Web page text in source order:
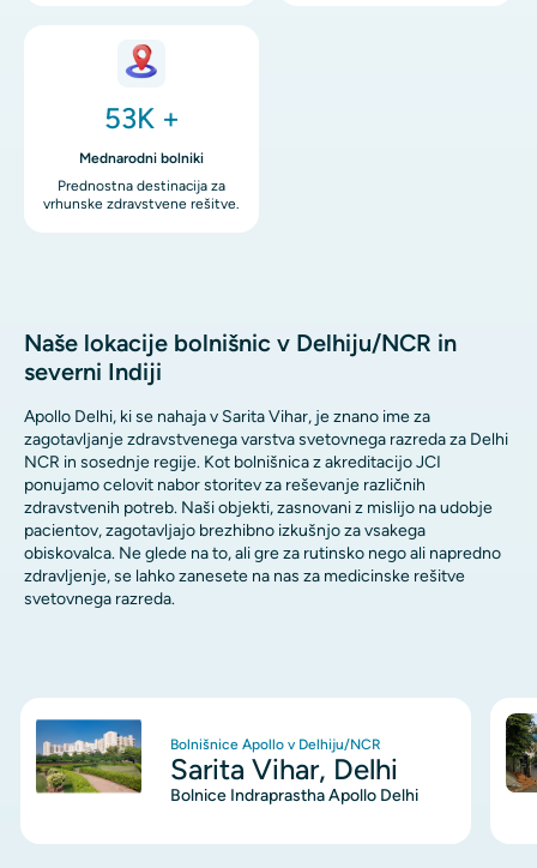
Image
53K +
Mednarodni bolniki
Prednostna destinacija za
vrhunske zdravstvene rešitve.
Naše lokacije bolnišnic v Delhiju/NCR in
severni Indiji
Apollo Delhi, ki se nahaja v Sarita Vihar, je znano ime za
zagotavljanje zdravstvenega varstva svetovnega razreda za Delhi
NCR in sosednje regije. Kot bolnišnica z akreditacijo JCI
ponujamo celovit nabor storitev za reševanje različnih
zdravstvenih potreb. Naši objekti, zasnovani z mislijo na udobje
pacientov, zagotavljajo brezhibno izkušnjo za vsakega
obiskovalca. Ne glede na to, ali gre za rutinsko nego ali napredno
zdravljenje, se lahko zanesete na nas za medicinske rešitve
svetovnega razreda.
Image
Bolnišnice Apollo v Delhiju/NCR
Sarita Vihar, Delhi
Bolnice Indraprastha Apollo Delhi